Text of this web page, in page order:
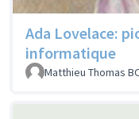
Ada Lovelace:
informatique
Matthieu Thomas